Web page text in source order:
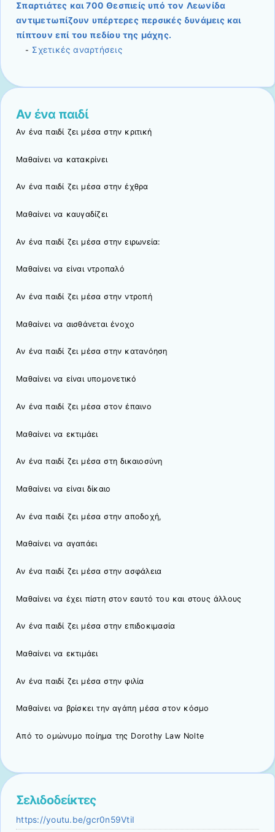
Σπαρτιάτες και 700 Θεσπιείς υπό τον Λεωνίδα
αντιμετωπίζουν υπέρτερες περσικές δυνάμεις και
πίπτουν επί του πεδίου της μάχης.
- Σχετικές αναρτήσεις
Αν ένα παιδί
Αν ένα παιδί ζει μέσα στην κριτική
Μαθαίνει να κατακρίνει
Αν ένα παιδί ζει μέσα στην έχθρα
Μαθαίνει να καυγαδίζει
Αν ένα παιδί ζει μέσα στην ειρωνεία:
Μαθαίνει να είναι ντροπαλό
Αν ένα παιδί ζει μέσα στην ντροπή
Μαθαίνει να αισθάνεται ένοχο
Αν ένα παιδί ζει μέσα στην κατανόηση
Μαθαίνει να είναι υπομονετικό
Αν ένα παιδί ζει μέσα στον έπαινο
Μαθαίνει να εκτιμάει
Αν ένα παιδί ζει μέσα στη δικαιοσύνη
Μαθαίνει να είναι δίκαιο
Αν ένα παιδί ζει μέσα στην αποδοχή,
Μαθαίνει να αγαπάει
Αν ένα παιδί ζει μέσα στην ασφάλεια
Μαθαίνει να έχει πίστη στον εαυτό του και στους άλλους
Αν ένα παιδί ζει μέσα στην επιδοκιμασία
Μαθαίνει να εκτιμάει
Αν ένα παιδί ζει μέσα στην φιλία
Μαθαίνει να βρίσκει την αγάπη μέσα στον κόσμο
Από το ομώνυμο ποίημα της Dorothy Law Nolte
Σελιδοδείκτες
https://youtu.be/gcr0n59VtiI